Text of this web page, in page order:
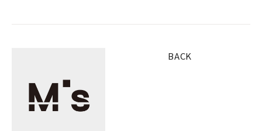
BACK